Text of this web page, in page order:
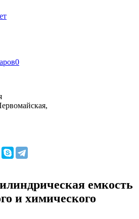
0
емкость
и химического